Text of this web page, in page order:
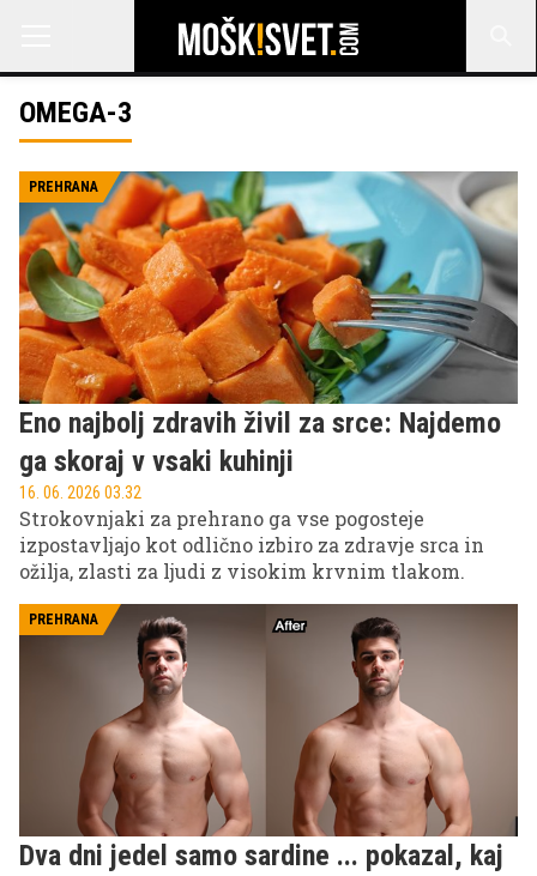
OMEGA-3
PREHRANA
Eno najbolj zdravih živil za srce: Najdemo
ga skoraj v vsaki kuhinji
16. 06. 2026 03.32
Strokovnjaki za prehrano ga vse pogosteje
izpostavljajo kot odlično izbiro za zdravje srca in
ožilja, zlasti za ljudi z visokim krvnim tlakom.
PREHRANA
Dva dni jedel samo sardine ... pokazal, kaj